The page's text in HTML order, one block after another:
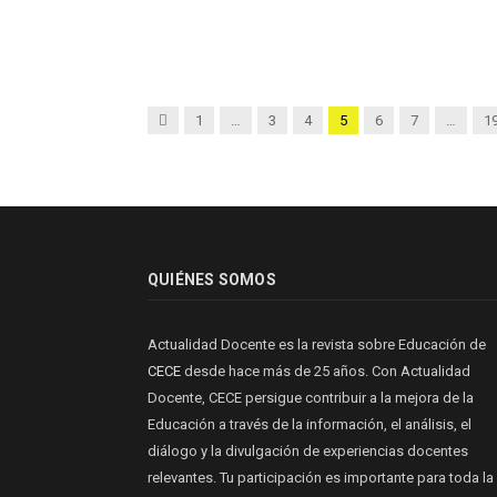
Anterior
1 … 3 4 5 6 7 …
QUIÉNES SOMOS
Actualidad Docente es la revista sobre Educación de
CECE desde hace más de 25 años. Con Actualidad
Docente, CECE persigue contribuir a la mejora de la
Educación a través de la información, el análisis, el
diálogo y la divulgación de experiencias docentes
relevantes. Tu participación es importante para toda la